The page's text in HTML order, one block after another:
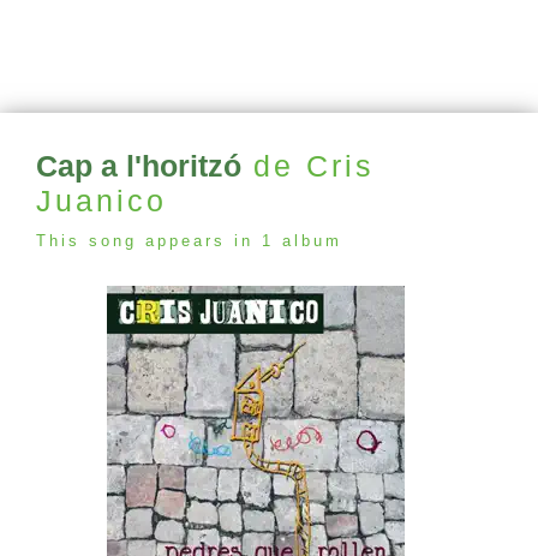
Cap a l'horitzó de Cris
Juanico
This song appears in 1 album